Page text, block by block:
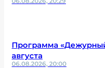
Программа
августа
06.08.2026, 20:00